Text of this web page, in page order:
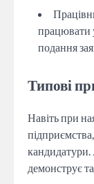
працювати
подання
Типові
Навіть при
кандидатури.
демонструє